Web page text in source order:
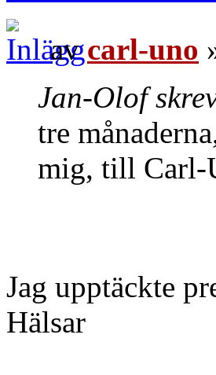
avcarl-uno
Jan-Olof
tre
mig, till Carl-
Jag upptäckte
Hälsar